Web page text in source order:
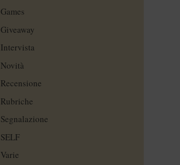
Games
Giveaway
Intervista
Novità
Recensione
Rubriche
Segnalazione
SELF
Varie